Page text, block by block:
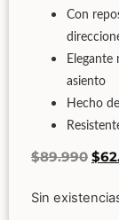
Con
asiento
Hecho
$89.990 $
Sin